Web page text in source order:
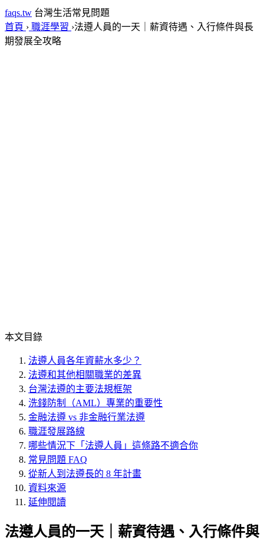
faqs.tw 台灣生活常見問題
首頁 › 職涯學習 ›法遵人員的一天｜薪資待遇、入行條件與長
期發展全攻略
本文目錄
法遵人員各年資薪水多少？
法遵和其他相關職業的差異
台灣法遵的主要法規框架
洗錢防制（AML）專業的重要性
金融法遵 vs 非金融行業法遵
職涯發展路線
哪些情況下「法遵人員」這條路不適合你
常見問題 FAQ
從新人到法遵長的 8 年計畫
資料來源
延伸閱讀
法遵人員的一天｜薪資待遇、入行條件與